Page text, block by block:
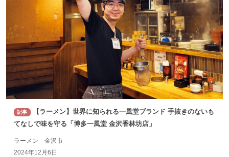
記事
【ラーメン】世界に知られる一風堂ブランド 手抜きのないも
てなしで味を守る「博多一風堂 金沢香林坊店」
ラーメン 金沢市
2024年12月6日